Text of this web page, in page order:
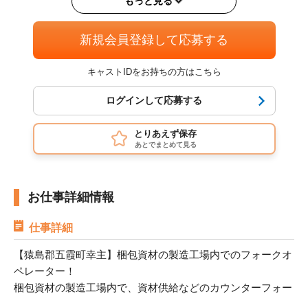
バイク・車通勤OK 交通費支給 制服あり
残業あり
新規会員登録して応募する
キャストIDをお持ちの方はこちら
ログインして応募する
とりあえず保存
あとでまとめて見る
お仕事詳細情報
仕事詳細
【猿島郡五霞町幸主】梱包資材の製造工場内でのフォークオ
ペレーター！
梱包資材の製造工場内で、資材供給などのカウンターフォー